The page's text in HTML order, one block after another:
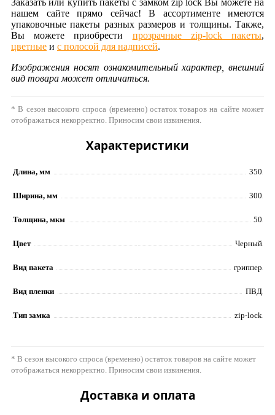
Заказать или купить пакеты с замком zip lock Вы можете на
нашем сайте прямо сейчас! В ассортименте имеются
упаковочные пакеты разных размеров и толщины. Также,
Вы можете приобрести прозрачные zip-lock пакеты,
цветные и с полосой для надписей.
Изображения носят ознакомительный характер, внешний
вид товара может отличаться.
* В сезон высокого спроса (временно) остаток товаров на сайте может
отображаться некорректно. Приносим свои извинения.
Характеристики
Длина, мм 350
Ширина, мм 300
Толщина, мкм 50
Цвет Черный
Вид пакета гриппер
Вид пленки ПВД
Тип замка zip-lock
* В сезон высокого спроса (временно) остаток товаров на сайте может
отображаться некорректно. Приносим свои извинения.
Доставка и оплата